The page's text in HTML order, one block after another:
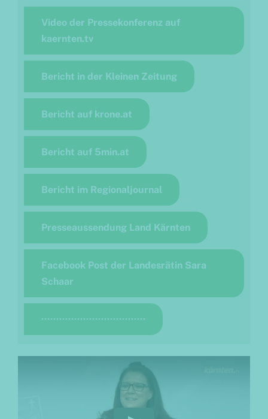
Video der Pressekonferenz auf
kaernten.tv
Bericht in der Kleinen Zeitung
Bericht auf krone.at
Bericht auf 5min.at
Bericht im Regionaljournal
Presseaussendung Land Kärnten
Facebook Post der Landesrätin Sara
Schaar
···································